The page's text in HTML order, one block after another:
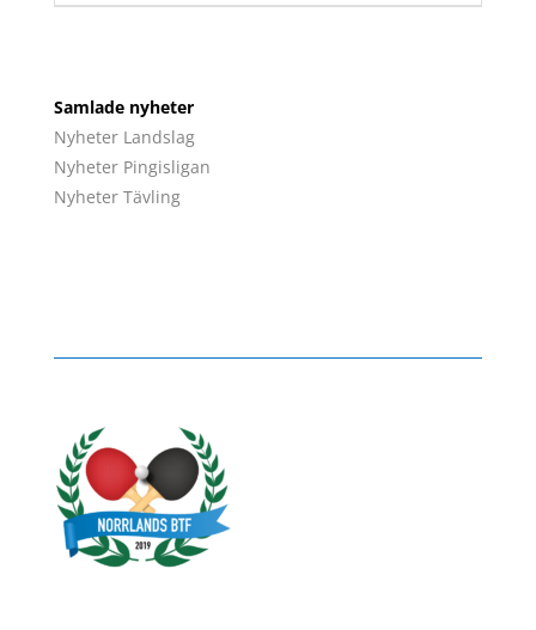
Samlade nyheter
Nyheter Landslag
Nyheter Pingisligan
Nyheter Tävling